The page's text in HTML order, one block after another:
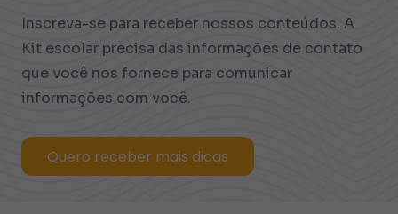
Inscreva-se para receber nossos conteúdos. A
Kit escolar precisa das informações de contato
que você nos fornece para comunicar
informações com você.
Quero receber mais dicas